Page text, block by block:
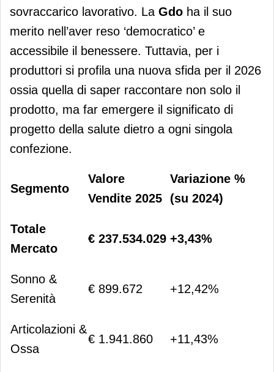
sovraccarico lavorativo. La Gdo ha il suo
merito nell’aver reso ‘democratico’ e
accessibile il benessere. Tuttavia, per i
produttori si profila una nuova sfida per il 2026
ossia quella di saper raccontare non solo il
prodotto, ma far emergere il significato di
progetto della salute dietro a ogni singola
confezione.
Segmento
Valore
Vendite 2025
Variazione %
(su 2024)
Totale
Mercato
€ 237.534.029 +3,43%
Sonno &
Serenità
€ 899.672 +12,42%
Articolazioni &
Ossa
€ 1.941.860 +11,43%